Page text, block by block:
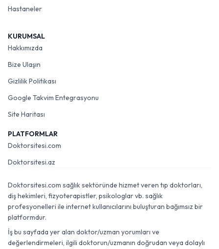
Hastaneler
KURUMSAL
Hakkımızda
Bize Ulaşın
Gizlilik Politikası
Google Takvim Entegrasyonu
Site Haritası
PLATFORMLAR
Doktorsitesi.com
Doktorsitesi.az
Doktorsitesi.com sağlık sektöründe hizmet veren tıp doktorları,
diş hekimleri, fizyoterapistler, psikologlar vb. sağlık
profesyonelleri ile internet kullanıcılarını buluşturan bağımsız bir
platformdur.
İş bu sayfada yer alan doktor/uzman yorumları ve
değerlendirmeleri, ilgili doktorun/uzmanın doğrudan veya dolaylı